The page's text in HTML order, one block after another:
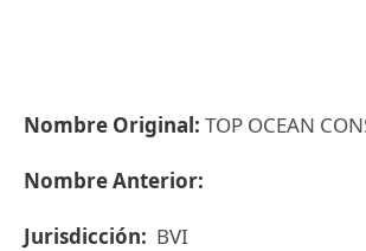
Nombre Original: TOP OCEAN
Nombre Anterior:
Jurisdicción: BVI